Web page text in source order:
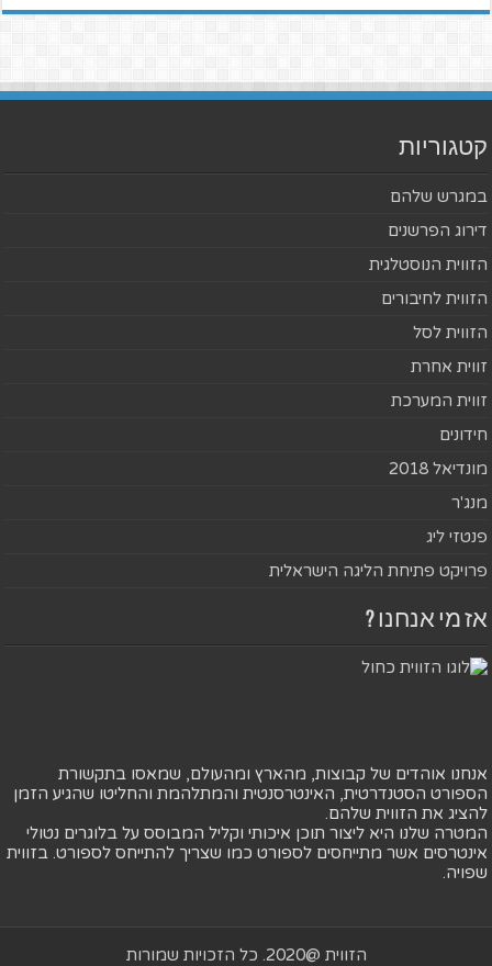
קטגוריות
במגרש שלהם
דירוג הפרשנים
הזווית הנוסטלגית
הזווית לחיבורים
הזווית לסל
זווית אחרת
זווית המערכת
חידונים
מונדיאל 2018
מנג'ר
פנטזי ליג
פרויקט פתיחת הליגה הישראלית
אז מי אנחנו ?
אנחנו אוהדים של קבוצות, מהארץ ומהעולם, שמאסו בתקשורת
הספורט הסטנדרטית, האינטרסנטית והמתלהמת והחליטו שהגיע הזמן
להציג את הזווית שלהם.
המטרה שלנו היא ליצור תוכן איכותי וקליל המבוסס על בלוגרים נטולי
אינטרסים אשר מתייחסים לספורט כמו שצריך להתייחס לספורט. בזווית
שפויה.
הזווית @2020. כל הזכויות שמורות